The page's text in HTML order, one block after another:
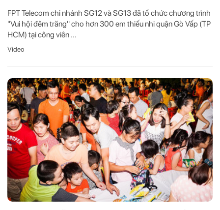
FPT Telecom chi nhánh SG12 và SG13 đã tổ chức chương trình
"Vui hội đêm trăng" cho hơn 300 em thiếu nhi quận Gò Vấp (TP
HCM) tại công viên ...
Video